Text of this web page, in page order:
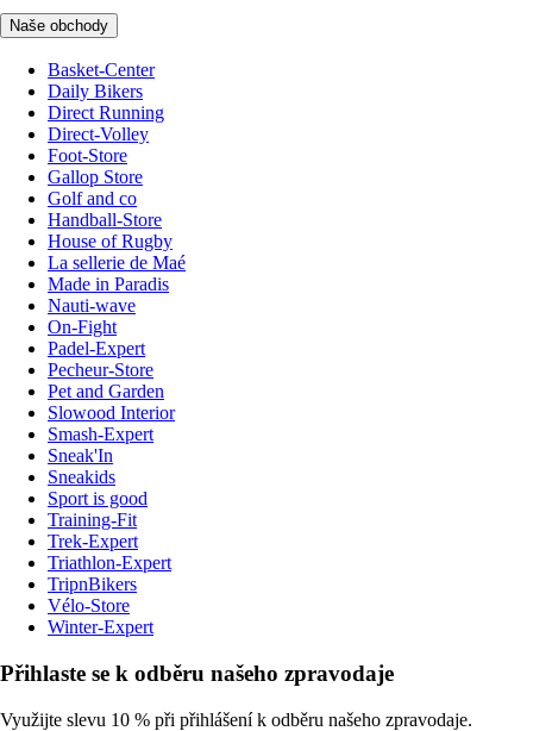
Naše obchody
Basket-Center
Daily Bikers
Direct Running
Direct-Volley
Foot-Store
Gallop Store
Golf and co
Handball-Store
House of Rugby
La sellerie de Maé
Made in Paradis
Nauti-wave
On-Fight
Padel-Expert
Pecheur-Store
Pet and Garden
Slowood Interior
Smash-Expert
Sneak'In
Sneakids
Sport is good
Training-Fit
Trek-Expert
Triathlon-Expert
TripnBikers
Vélo-Store
Winter-Expert
Přihlaste se k odběru našeho zpravodaje
Využijte slevu 10 % při přihlášení k odběru našeho zpravodaje.